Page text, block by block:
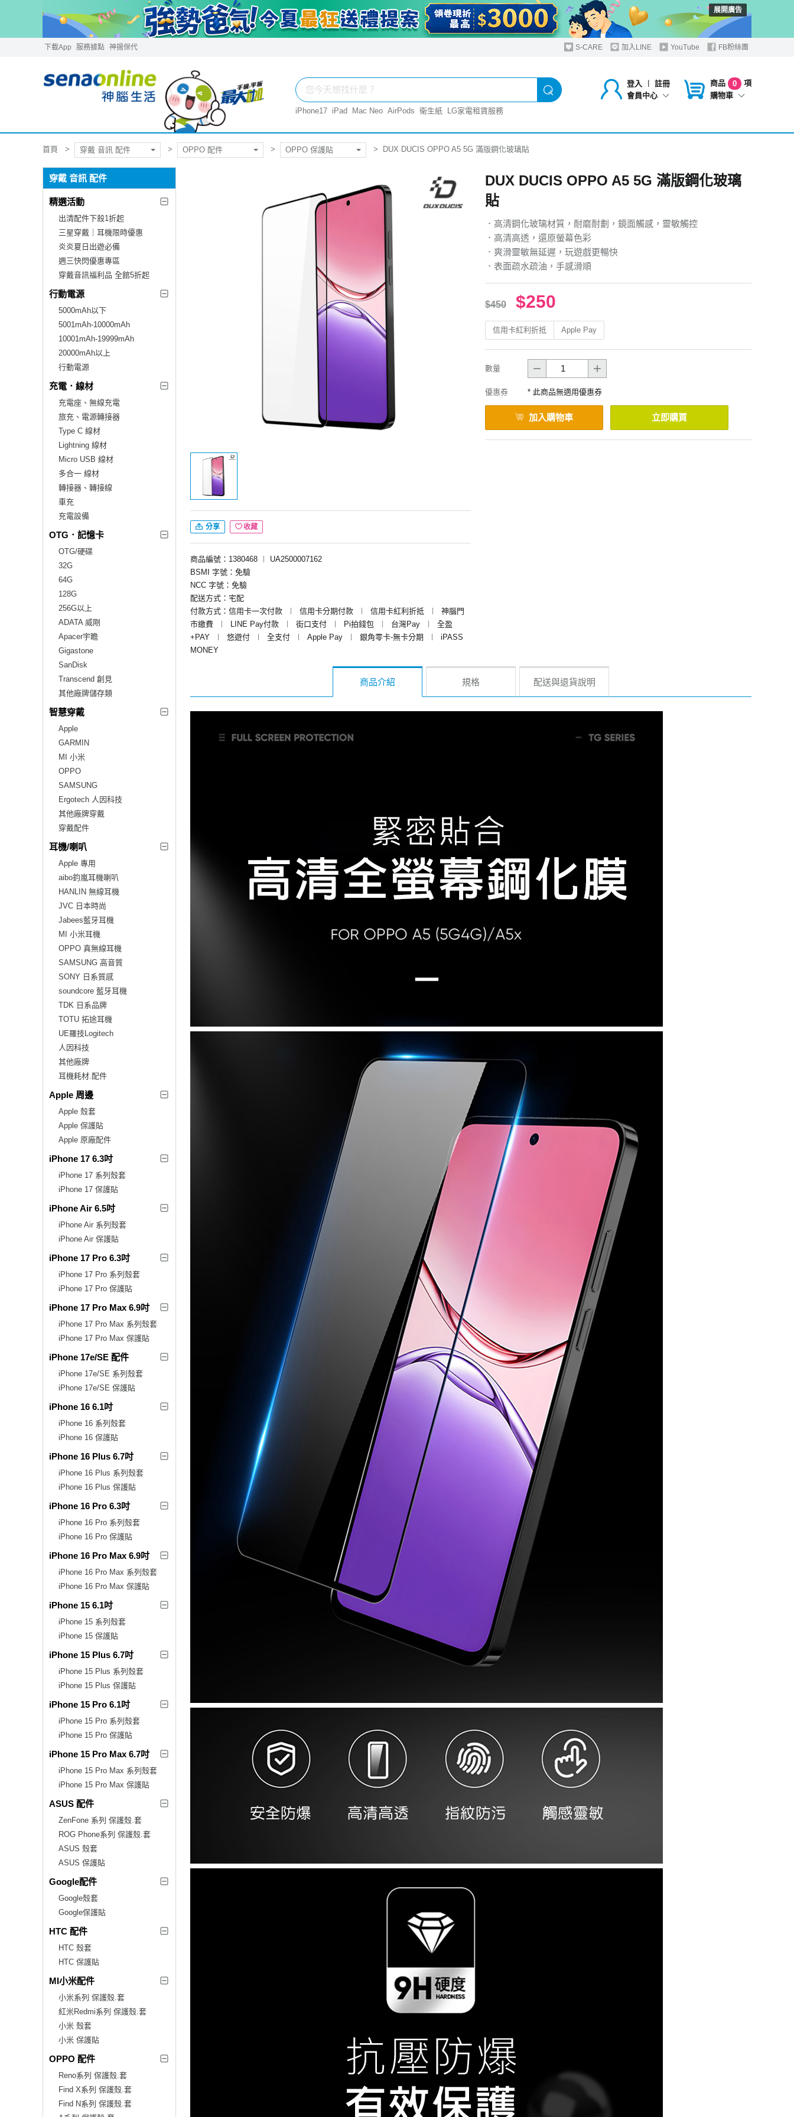
展開廣告
下載App 服務據點 神揚保代 S-CARE 加入LINE YouTube FB粉絲團
登入 ︱
註冊
會員中心
商品 0
項
購物車
iPhone17 iPad Mac Neo AirPods 衛生紙 LG家電租賃服務
首頁 穿戴 音訊 配件 OPPO 配件 OPPO 保護貼 DUX DUCIS OPPO A5 5G 滿版鋼化玻璃貼
穿戴 音訊 配件
精選活動
出清配件下殺1折起
三星穿戴｜耳機限時優惠
炎炎夏日出遊必備
週三快閃優惠專區
穿戴音訊福利品 全館5折起
行動電源
5000mAh以下
5001mAh-10000mAh
10001mAh-19999mAh
20000mAh以上
行動電源
充電．線材
充電座、無線充電
旅充、電源轉接器
Type C 線材
Lightning 線材
Micro USB 線材
多合一 線材
轉接器、轉接線
車充
充電設備
OTG．記憶卡
OTG/硬碟
32G
64G
128G
256G以上
ADATA 威剛
Apacer宇瞻
Gigastone
SanDisk
Transcend 創見
其他廠牌儲存類
智慧穿戴
Apple
GARMIN
MI 小米
OPPO
SAMSUNG
Ergotech 人因科技
其他廠牌穿戴
穿戴配件
耳機/喇叭
Apple 專用
aibo鈞嵐耳機喇叭
HANLIN 無線耳機
JVC 日本時尚
Jabees藍牙耳機
MI 小米耳機
OPPO 真無線耳機
SAMSUNG 高音質
SONY 日系質感
soundcore 藍牙耳機
TDK 日系品牌
TOTU 拓途耳機
UE羅技Logitech
人因科技
其他廠牌
耳機耗材.配件
Apple 周邊
Apple 殼套
Apple 保護貼
Apple 原廠配件
iPhone 17 6.3吋
iPhone 17 系列殼套
iPhone 17 保護貼
iPhone Air 6.5吋
iPhone Air 系列殼套
iPhone Air 保護貼
iPhone 17 Pro 6.3吋
iPhone 17 Pro 系列殼套
iPhone 17 Pro 保護貼
iPhone 17 Pro Max 6.9吋
iPhone 17 Pro Max 系列殼套
iPhone 17 Pro Max 保護貼
iPhone 17e/SE 配件
iPhone 17e/SE 系列殼套
iPhone 17e/SE 保護貼
iPhone 16 6.1吋
iPhone 16 系列殼套
iPhone 16 保護貼
iPhone 16 Plus 6.7吋
iPhone 16 Plus 系列殼套
iPhone 16 Plus 保護貼
iPhone 16 Pro 6.3吋
iPhone 16 Pro 系列殼套
iPhone 16 Pro 保護貼
iPhone 16 Pro Max 6.9吋
iPhone 16 Pro Max 系列殼套
iPhone 16 Pro Max 保護貼
iPhone 15 6.1吋
iPhone 15 系列殼套
iPhone 15 保護貼
iPhone 15 Plus 6.7吋
iPhone 15 Plus 系列殼套
iPhone 15 Plus 保護貼
iPhone 15 Pro 6.1吋
iPhone 15 Pro 系列殼套
iPhone 15 Pro 保護貼
iPhone 15 Pro Max 6.7吋
iPhone 15 Pro Max 系列殼套
iPhone 15 Pro Max 保護貼
ASUS 配件
ZenFone 系列 保護殼.套
ROG Phone系列 保護殼.套
ASUS 殼套
ASUS 保護貼
Google配件
Google殼套
Google保護貼
HTC 配件
HTC 殼套
HTC 保護貼
MI小米配件
小米系列 保護殼.套
紅米Redmi系列 保護殼.套
小米 殼套
小米 保護貼
OPPO 配件
Reno系列 保護殼.套
Find X系列 保護殼.套
Find N系列 保護殼.套
分享 收藏
商品編號：1380468 ︱
UA2500007162
BSMI 字號：免驗
NCC 字號：免驗
配送方式：宅配
付款方式：信用卡一次付款
︱ 信用卡分期付款 ︱ 信用卡紅利折抵 ︱
神腦門
市繳費
︱ LINE Pay付款 ︱ 街口支付 ︱ Pi拍錢包 ︱ 台灣Pay ︱
全盈
+PAY
︱ 悠遊付 ︱ 全支付 ︱ Apple Pay ︱ 銀角零卡-無卡分期 ︱
iPASS
MONEY
DUX DUCIS OPPO A5 5G 滿版鋼化玻璃
貼
．高清鋼化玻璃材質，耐磨耐劃，鏡面觸感，靈敏觸控
．高清高透，還原螢幕色彩
．爽滑靈敏無延遲，玩遊戲更暢快
．表面疏水疏油，手感滑順
$450 $250
信用卡紅利折抵 Apple Pay
數量
優惠券 * 此商品無適用優惠券
加入購物車 立即購買
商品介紹 規格 配送與退貨說明